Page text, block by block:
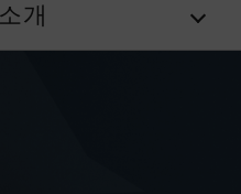
시스템 불안정이 생길
원하시길 바랍니다.
수는 달성 가능한 최대
서 도달하지 못할 수
당 오버클럭 기술
반드시 확인하십시오.
개